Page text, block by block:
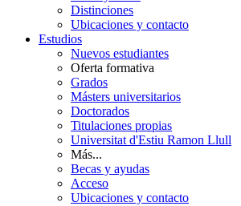
Distinciones
Ubicaciones y contacto
Estudios
Nuevos estudiantes
Oferta formativa
Grados
Másters universitarios
Doctorados
Titulaciones propias
Universitat d'Estiu Ramon Llull
Más...
Becas y ayudas
Acceso
Ubicaciones y contacto